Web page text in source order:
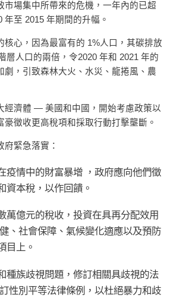
市場集中所帶來的危機，一年內的已超
年至 2015 年期間的升幅。
核心，因為最富有的 1%人口，其碳排放
層人口的兩倍，令2020 年和 2021 年的
劇，引致森林大火、水災、龍捲風、農
經濟體 — 美國和中國，開始考慮政策以
豪徵收更高稅項和採取行動打擊壟斷。
府緊急落實：
疫情中的財富暴增 ，政府應向他們徵
資本稅，以作回饋。
萬億元的稅收，投資在具再分配效用
、社會保障、氣候變化適應以及預防
目上。
種族歧視問題，修訂相關具歧視的法
性別平等法律條例，以杜絕暴力和歧